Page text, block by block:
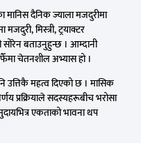
दैनिक ज्याला मजदुरीमा
मिस्त्री, ट्रयाक्टर
बताउनुहुन्छ । आम्दानी
चेतनशील अभ्यास हो ।
उत्तिकै महत्व दिएको छ । मासिक
प्रक्रियाले सदस्यहरूबीच भरोसा
एकताको भावना थप